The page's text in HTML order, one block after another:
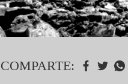
COMPARTE: